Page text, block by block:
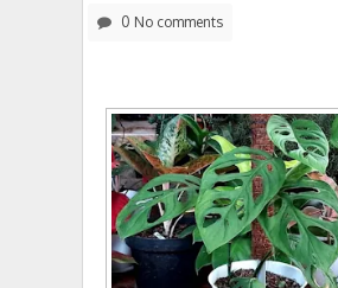
0 No comments